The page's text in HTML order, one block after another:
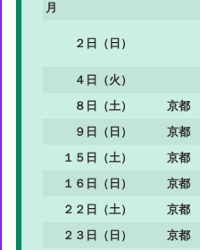
月
２日（日）
４日（火）
８日（土）
京都
９日（日）
京都
１５日（土）
京都
１６日（日）
京都
２２日（土）
京都
２３日（日）
京都